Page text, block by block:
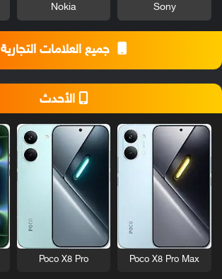
Sony
Nokia
جميع العلامات التجارية
الأحدث
Poco X8 Pro Max
Poco X8 Pro